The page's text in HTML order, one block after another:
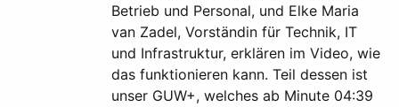
Betrieb und Personal, und Elke Maria
van Zadel, Vorständin für Technik, IT
und Infrastruktur, erklären im Video, wie
das funktionieren kann. Teil dessen ist
unser GUW+, welches ab Minute 04:39